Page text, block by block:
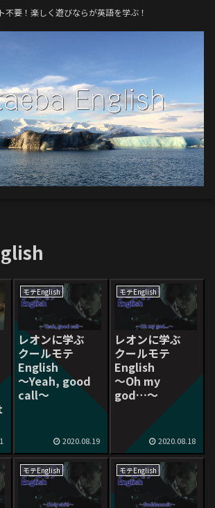
不要！楽しく遊びならが英語を学ぶ！
モテEnglish
レオンに学ぶ
クールモテ
English
〜Yeah, good
call〜
2020.08.19
モテEnglish
レオンに学ぶ
クールモテ
English
〜Oh my
god…〜
2020.08.18
モテEnglish モテEnglish